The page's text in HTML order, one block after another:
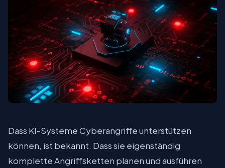
Dass KI-Systeme Cyberangriffe unterstützen
können, ist bekannt. Dass sie eigenständig
komplette Angriffsketten planen und ausführen